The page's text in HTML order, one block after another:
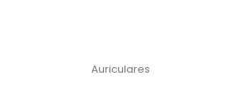
Auriculares